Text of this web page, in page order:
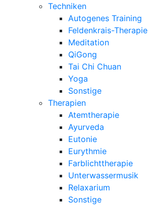
Techniken
Autogenes Training
Feldenkrais-Therapie
Meditation
QiGong
Tai Chi Chuan
Yoga
Sonstige
Therapien
Atemtherapie
Ayurveda
Eutonie
Eurythmie
Farblichttherapie
Unterwassermusik
Relaxarium
Sonstige